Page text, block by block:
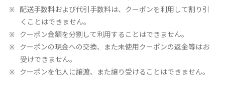
配送手数料および代引手数料は、クーポンを利用して割り引
くことはできません。
クーポン金額を分割して利用することはできません。
クーポンの現金への交換、また未使用クーポンの返金等はお
受けできません。
クーポンを他人に譲渡、また譲り受けることはできません。